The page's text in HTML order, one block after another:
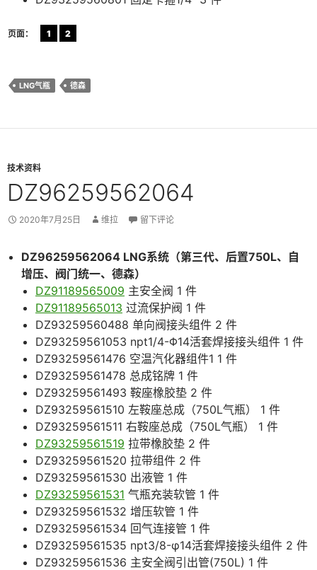
页面： 1 2
LNG气瓶 德森
技术资料
DZ96259562064
2020年7月25日 维拉 留下评论
DZ96259562064 LNG系统（第三代、后置750L、自
增压、阀门统一、德森）
DZ91189565009 主安全阀 1 件
DZ91189565013 过流保护阀 1 件
DZ93259560488 单向阀接头组件 2 件
DZ93259561053 npt1/4-Φ14活套焊接接头组件 1 件
DZ93259561476 空温汽化器组件1 1 件
DZ93259561478 总成铭牌 1 件
DZ93259561493 鞍座橡胶垫 2 件
DZ93259561510 左鞍座总成（750L气瓶） 1 件
DZ93259561511 右鞍座总成（750L气瓶） 1 件
DZ93259561519 拉带橡胶垫 2 件
DZ93259561520 拉带组件 2 件
DZ93259561530 出液管 1 件
DZ93259561531 气瓶充装软管 1 件
DZ93259561532 增压软管 1 件
DZ93259561534 回气连接管 1 件
DZ93259561535 npt3/8-φ14活套焊接接头组件 2 件
DZ93259561536 主安全阀引出管(750L) 1 件